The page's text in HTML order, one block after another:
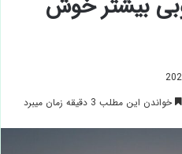
بیشتر خوش
خواندن این مطلب 3 دقیقه زمان میبرد